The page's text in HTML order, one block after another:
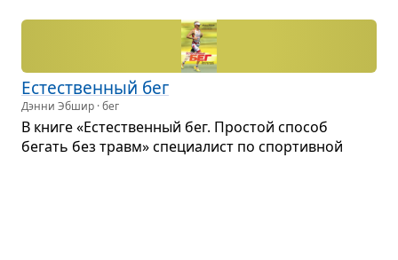
Есте­ствен­ный бег
Дэнни Эбшир · бег
В книге «Есте­ствен­ный бег. Про­стой спо­соб
бегать без травм» спе­ци­а­лист по спор­тив­ной